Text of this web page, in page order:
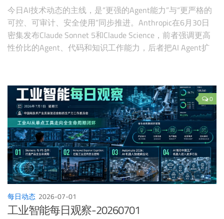
今日AI技术动态的主线，是“更强的Agent能力”与“更严格的
可控、可审计、安全使用”同步推进。Anthropic在6月30日
密集发布Claude Sonnet 5和Claude Science，前者强调更高
性价比的Agent、代码和知识工作能力，后者把AI Agent扩
Claude Sonnet 5也进入GitHub Copilot模型选择体系，说明
开发者工具正在从“插件”走向“原生Agent工作流”。
0
每日动态 2026-07-01
工业智能每日观察-20260701